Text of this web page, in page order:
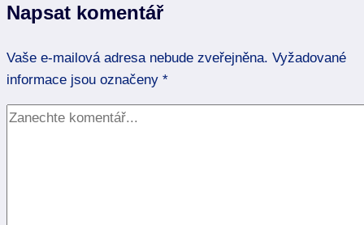
Která
je
Napsat komentář
Vaše e-mailová adresa nebude zveřejněna. Vyžadované
informace jsou označeny *